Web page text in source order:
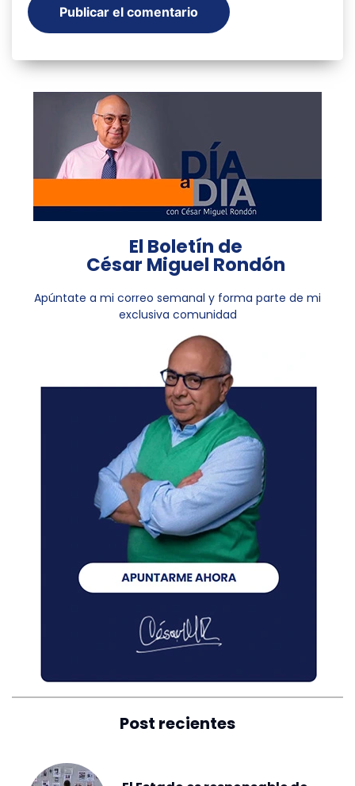
El Boletín de
César Miguel Rondón
Apúntate a mi correo semanal y forma parte de mi
exclusiva comunidad
Post recientes